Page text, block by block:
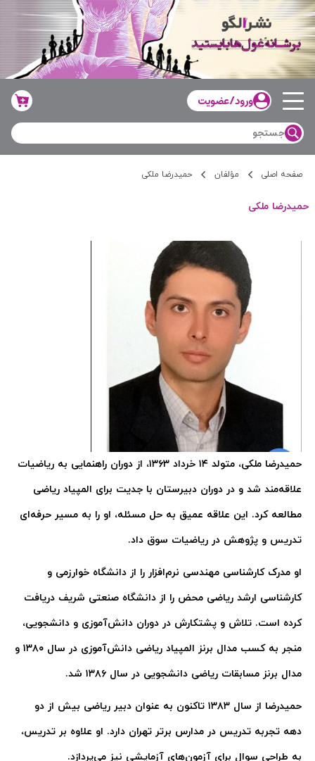
ورود/عضویت
صفحه اصلی مؤلفان حمیدرضا ملکی
حمیدرضا ملکی
حمیدرضا ملکی، متولد ۱۴خرداد ۱۳۶۳، از دوران راهنمایی به ریاضیات
علاقه‌مند شد و در دوران دبیرستان با جدیت برای المپیاد ریاضی
مطالعه کرد. این علاقه عمیق به حل مسئله، او را به مسیر حرفه‌ای
تدریس و پژوهش در ریاضیات سوق داد.
او مدرک کارشناسی مهندسی نرم‌افزار را از دانشگاه خوارزمی و
کارشناسی ارشد ریاضی محض را از دانشگاه صنعتی شریف دریافت
کرده است. تلاش و پشتکارش در دوران دانش‌آموزی و دانشجویی،
منجر به کسب مدال برنز المپیاد ریاضی دانش‌آموزی در سال ۱۳۸۰و
مدال برنز مسابقات ریاضی دانشجویی در سال۱۳۸۶شد.
حمیدرضا از سال ۱۳۸۳تاکنون به عنوان دبیر ریاضی بیش از دو
دهه تجربه تدریس در مدارس برتر تهران دارد. او علاوه بر تدریس،
به طراحی سوال برای آزمون‌های آزمایشی نیز می‌پردازد.